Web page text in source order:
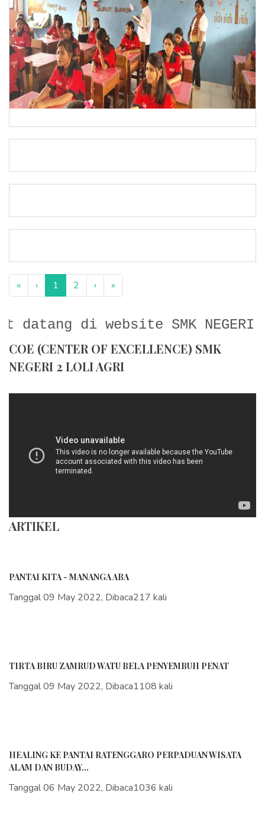
« ‹ 1 2 › »
di website SMK NEGERI 2
COE (CENTER OF EXCELLENCE) SMK
NEGERI 2 LOLI AGRI
ARTIKEL
PANTAI KITA - MANANGA ABA
Tanggal 09 May 2022, Dibaca217 kali
TIRTA BIRU ZAMRUD WATU BELA PENYEMBUH PENAT
Tanggal 09 May 2022, Dibaca1108 kali
HEALING KE PANTAI RATENGGARO PERPADUAN WISATA
ALAM DAN BUDAY...
Tanggal 06 May 2022, Dibaca1036 kali